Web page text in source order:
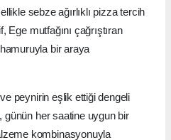
sebze ağırlıklı pizza tercih
Ege mutfağını çağrıştıran
bir araya
peynirin eşlik ettiği dengeli
günün her saatine uygun bir
kombinasyonuyla